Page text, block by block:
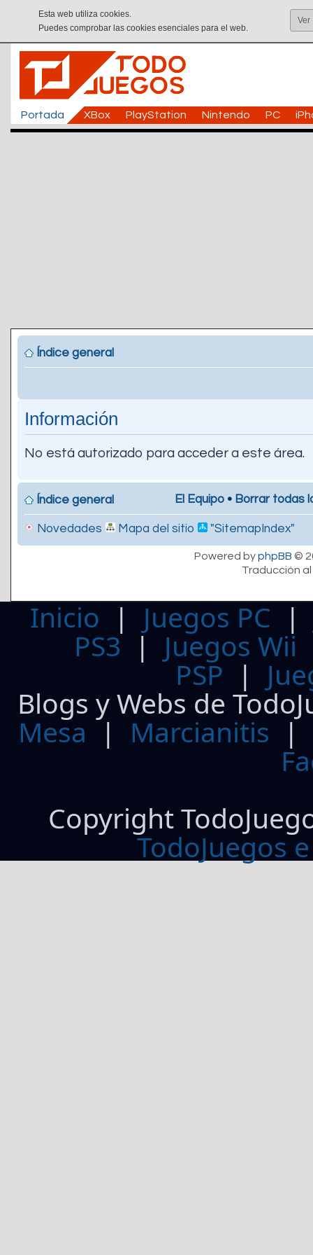
Esta web utiliza cookies.
Puedes comprobar las cookies esenciales para el web.
Ver
Portada XBox PlayStation Nintendo PC
Índice general
Información
No está autorizado para acceder a este área.
Índice general El Equipo • Borrar todas
Novedades Mapa del sitio "SitemapIndex"
Powered byphpBB ©
Traducción
Inicio | Juegos PC
PS3| Juegos Wii
PSP |
Blogs y Webs de
Mesa | Marcianitis |
Copyright
TodoJuegos